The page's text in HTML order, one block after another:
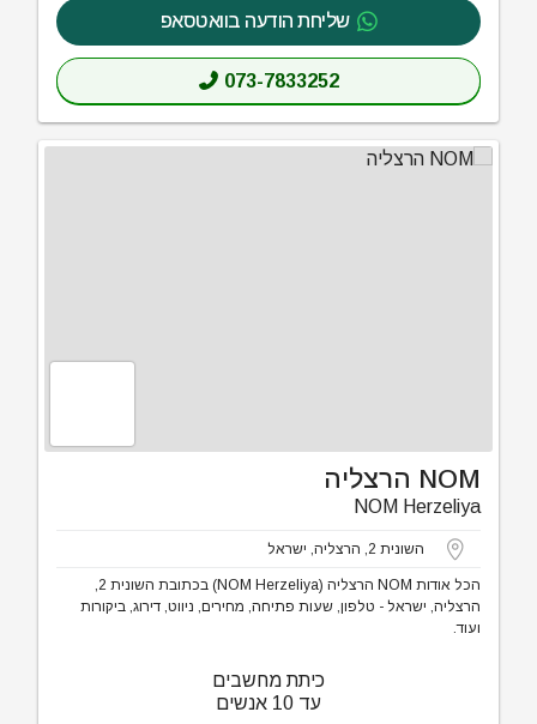
שליחת הודעה בוואטסאפ
073-7833252
NOM הרצליה
NOM Herzeliya
השונית 2, הרצליה, ישראל
הכל אודות NOM הרצליה (NOM Herzeliya) בכתובת השונית 2,
הרצליה, ישראל - טלפון, שעות פתיחה, מחירים, ניווט, דירוג, ביקורות
ועוד.
כיתת מחשבים
עד 10 אנשים